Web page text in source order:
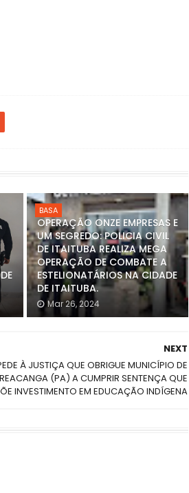
BASA
OPERAÇÃO ONZE EMPRESAS E
UM SEGREDO: POLICIA CIVIL
DE ITAITUBA REALIZA MEGA
OPERAÇÃO DE COMBATE A
ESTELIONATÁRIOS NA CIDADE
DE ITAITUBA.
Mar 26, 2024
NEXT
À JUSTIÇA QUE OBRIGUE MUNICÍPIO DE
(PA) A CUMPRIR SENTENÇA QUE
INVESTIMENTO EM EDUCAÇÃO INDÍGENA